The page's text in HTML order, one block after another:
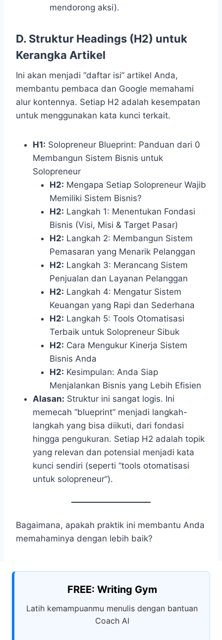
mendorong aksi).
D. Struktur Headings (H2) untuk
Kerangka Artikel
Ini akan menjadi “daftar isi” artikel Anda,
membantu pembaca dan Google memahami
alur kontennya. Setiap H2 adalah kesempatan
untuk menggunakan kata kunci terkait.
H1: Solopreneur Blueprint: Panduan dari 0
Membangun Sistem Bisnis untuk
Solopreneur
H2: Mengapa Setiap Solopreneur Wajib
Memiliki Sistem Bisnis?
H2: Langkah 1: Menentukan Fondasi
Bisnis (Visi, Misi & Target Pasar)
H2: Langkah 2: Membangun Sistem
Pemasaran yang Menarik Pelanggan
H2: Langkah 3: Merancang Sistem
Penjualan dan Layanan Pelanggan
H2: Langkah 4: Mengatur Sistem
Keuangan yang Rapi dan Sederhana
H2: Langkah 5: Tools Otomatisasi
Terbaik untuk Solopreneur Sibuk
H2: Cara Mengukur Kinerja Sistem
Bisnis Anda
H2: Kesimpulan: Anda Siap
Menjalankan Bisnis yang Lebih Efisien
Alasan: Struktur ini sangat logis. Ini
memecah “blueprint” menjadi langkah-
langkah yang bisa diikuti, dari fondasi
hingga pengukuran. Setiap H2 adalah topik
yang relevan dan potensial menjadi kata
kunci sendiri (seperti “tools otomatisasi
untuk solopreneur”).
Bagaimana, apakah praktik ini membantu Anda
memahaminya dengan lebih baik?
FREE: Writing Gym
Latih kemampuanmu menulis dengan bantuan
Coach AI